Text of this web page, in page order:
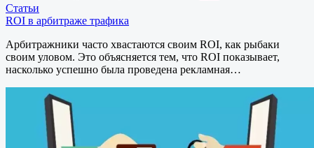
Статьи
ROI в арбитраже трафика
Арбитражники часто хвастаются своим ROI, как рыбаки
своим уловом. Это объясняется тем, что ROI показывает,
насколько успешно была проведена рекламная…